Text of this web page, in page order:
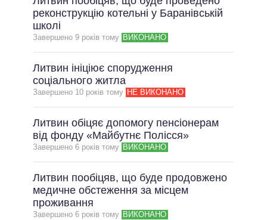
реконструкцію котельні у Баранівській
школі
Завершено 9 рокiв тому ВИКОНАНО
Литвин ініціює спорудження
соціального житла
Завершено 10 рокiв тому НЕ ВИКОНАНО
Литвин обіцяє допомогу пенсіонерам
від фонду «Майбутнє Полісся»
Завершено 6 рокiв тому ВИКОНАНО
Литвин пообіцяв, що буде продовжено
медичне обстеження за місцем
проживання
Завершено 6 рокiв тому ВИКОНАНО